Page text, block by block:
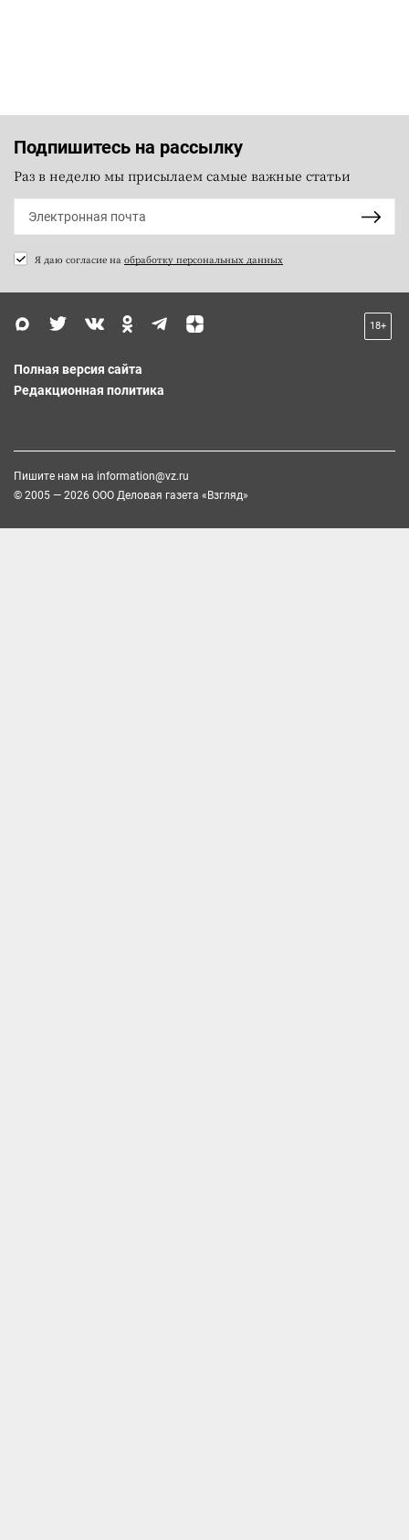
Подпишитесь на рассылку
Раз в неделю мы присылаем самые важные статьи
Я даю согласие на обработку персональных данных
18+
Полная версия сайта
Редакционная политика
Пишите нам на information@vz.ru
© 2005 — 2026 ООО Деловая газета «Взгляд»